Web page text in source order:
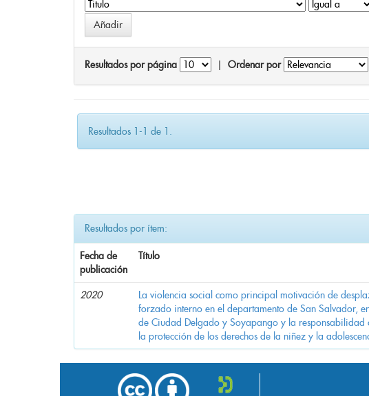
Resultados por página Ordenar por
Resultados 1-1 de 1.
Resultados por ítem:
Fecha de
publicación
Título
2020
La violencia social como principal motivación de
forzado interno en el departamento de San Salvador,
de Ciudad Delgado y Soyapango y la responsabilidad
la protección de los derechos de la niñez y la